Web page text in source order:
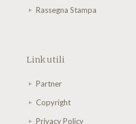
Rassegna Stampa
Link utili
Partner
Copyright
Privacy Policy